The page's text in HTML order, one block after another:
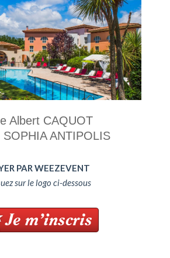
Albert CAQUOT
SOPHIA ANTIPOLIS
PAR WEEZEVENT
sur le logo ci-dessous